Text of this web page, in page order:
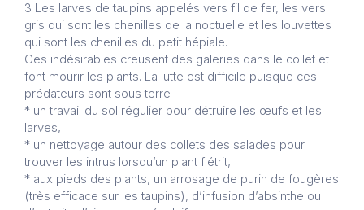
3 Les larves de taupins appelés vers fil de fer, les vers
gris qui sont les chenilles de la noctuelle et les louvettes
qui sont les chenilles du petit hépiale.
Ces indésirables creusent des galeries dans le collet et
font mourir les plants. La lutte est difficile puisque ces
prédateurs sont sous terre :
* un travail du sol régulier pour détruire les œufs et les
larves,
* un nettoyage autour des collets des salades pour
trouver les intrus lorsqu’un plant flétrit,
* aux pieds des plants, un arrosage de purin de fougères
(très efficace sur les taupins), d’infusion d’absinthe ou